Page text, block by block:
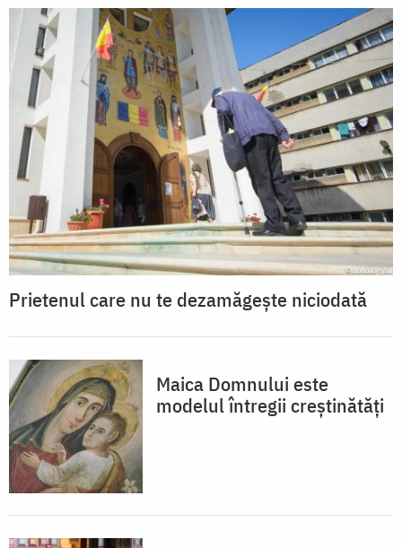
Prietenul care nu te dezamăgește niciodată
Maica Domnului este
modelul întregii creștinătăți